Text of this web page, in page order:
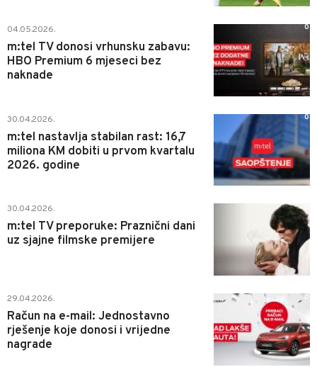
04.05.2026.
m:tel TV donosi vrhunsku zabavu:
HBO Premium 6 mjeseci bez
naknade
0
30.04.2026.
m:tel nastavlja stabilan rast: 16,7
miliona KM dobiti u prvom kvartalu
2026. godine
0
30.04.2026.
m:tel TV preporuke: Praznični dani
uz sjajne filmske premijere
29.04.2026.
Račun na e-mail: Jednostavno
rješenje koje donosi i vrijedne
nagrade
0